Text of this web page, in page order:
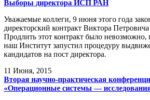
Выборы директора ИСП РАН
Уважаемые коллеги, 9 июня этого года
директорский контракт Виктора
Продлить этот контракт было невозможно,
наш Институт запустил процедуру
кандидатов на пост директора.
11 Июня, 2015
Вторая научно-практическая
«Операционные системы —